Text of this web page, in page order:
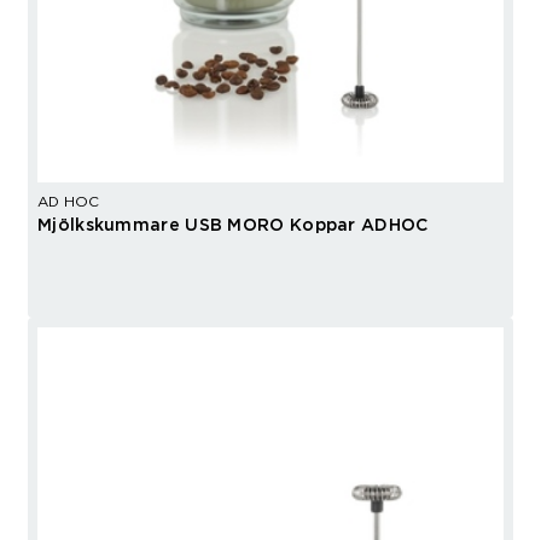
AD HOC
Mjölkskummare USB MORO Koppar ADHOC